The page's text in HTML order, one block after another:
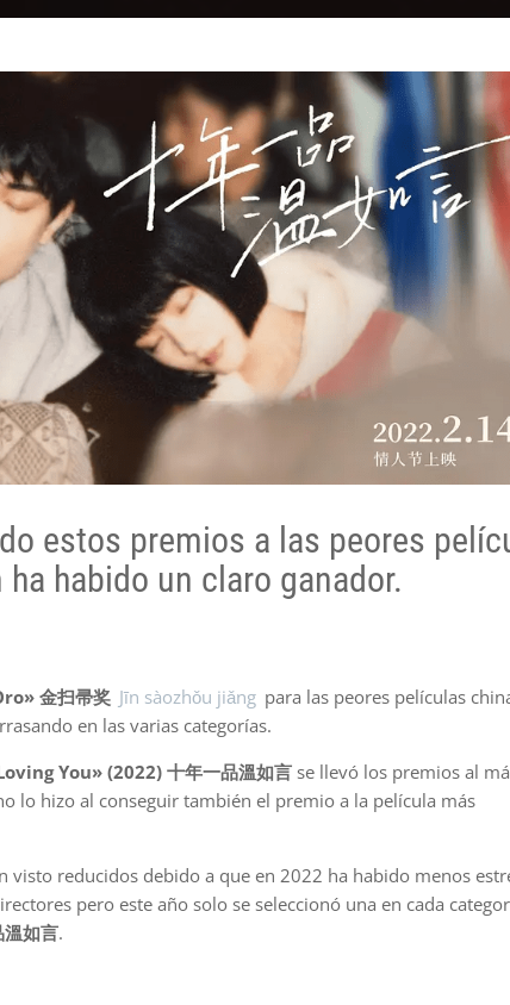
estos premios a las peores
habido un claro ganador.
金扫帚奖 Jīn sàozhǒu jiǎng para las peores películas
en las varias categorías.
You» (2022) 十年一品溫如言 se llevó los premios al
lo hizo al conseguir también el premio a la película más
visto reducidos debido a que en 2022 ha habido menos
pero este año solo se seleccionó una en cada
如言.